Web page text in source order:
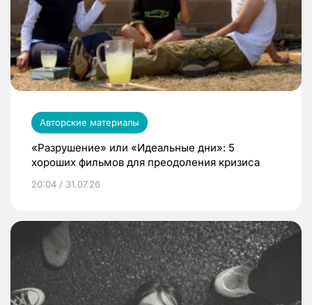
Авторские материалы
«Разрушение» или «Идеальные дни»: 5
хороших фильмов для преодоления кризиса
20:04 / 31.07.26